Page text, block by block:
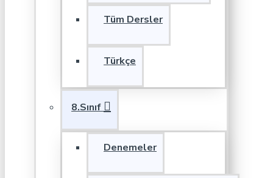
Tüm Dersler
Türkçe
8.Sınıf
Denemeler